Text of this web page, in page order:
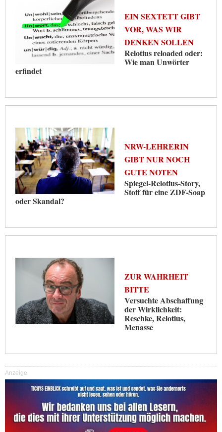
EIN SEXTETT GIBT
VOR, WAS WIR
DENKEN SOLLEN
Relotius reloaded oder:
Wie man Unwörter
erfindet
NRW-LEHRERIN
GIBT NUR NOCH
GUTE NOTEN
Spiegel-Relotius-Story,
Stoff für eine ZDF-Soap
oder Skandal?
ZUR WAHRHEIT
BITTE
Versuchte Abschaffung
der Wirklichkeit:
Reschke, Relotius,
Menasse
Anzeige